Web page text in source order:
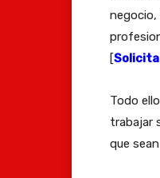
negocio,
[
Todo
trabajar
que